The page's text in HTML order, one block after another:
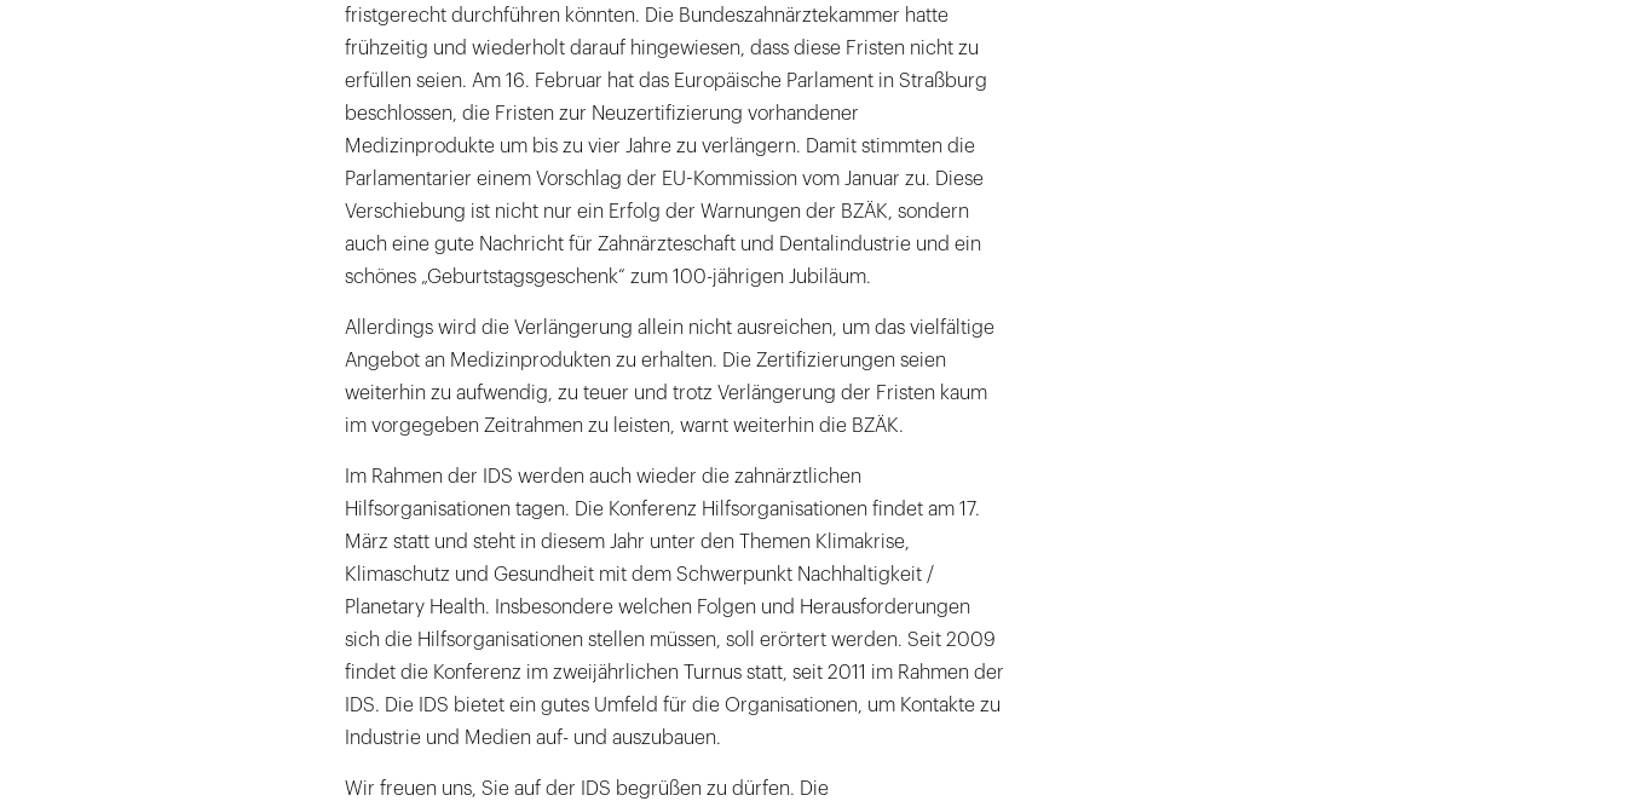
fristgerecht durchführen könnten. Die Bundeszahnärztekammer hatte
frühzeitig und wiederholt darauf hingewiesen, dass diese Fristen nicht zu
erfüllen seien. Am 16. Februar hat das Europäische Parlament in Straßburg
beschlossen, die Fristen zur Neuzertifizierung vorhandener
Medizinprodukte um bis zu vier Jahre zu verlängern. Damit stimmten die
Parlamentarier einem Vorschlag der EU-Kommission vom Januar zu. Diese
Verschiebung ist nicht nur ein Erfolg der Warnungen der BZÄK, sondern
auch eine gute Nachricht für Zahn­ärzteschaft und Dentalindustrie und ein
schönes „Geburtstagsgeschenk“ zum 100-jährigen Jubiläum.
Allerdings wird die Verlängerung allein nicht ausreichen, um das vielfältige
Angebot an Medizinprodukten zu erhalten. Die Zertifizierungen seien
weiterhin zu aufwendig, zu teuer und trotz Verlängerung der Fristen kaum
im vorgegeben Zeitrahmen zu leisten, warnt weiterhin die BZÄK.
Im Rahmen der IDS werden auch wieder die zahnärztlichen
Hilfsorganisationen tagen. Die Konferenz Hilfs­organisationen findet am 17.
März statt und steht in diesem Jahr unter den Themen Klimakrise,
Klimaschutz und Gesundheit mit dem Schwerpunkt Nachhaltigkeit /
Planetary Health. Insbesondere welchen Folgen und Herausforderungen
sich die Hilfsorganisationen stellen müssen, soll erörtert werden. Seit 2009
findet die Konferenz im zweijährlichen Turnus statt, seit 2011 im Rahmen der
IDS. Die IDS bietet ein gutes Umfeld für die Organisationen, um Kontakte zu
Industrie und Medien auf- und auszubauen.
Wir freuen uns, Sie auf der IDS begrüßen zu dürfen. Die